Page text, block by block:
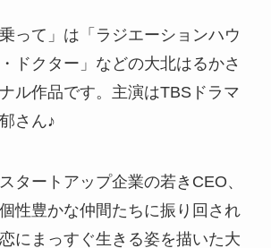
って」は「ラジエーションハウ
ドクター」などの大北はるかさ
ル作品です。主演はTBSドラマ
さん♪
タートアップ企業の若きCEO、
性豊かな仲間たちに振り回され
にまっすぐ生きる姿を描いた大